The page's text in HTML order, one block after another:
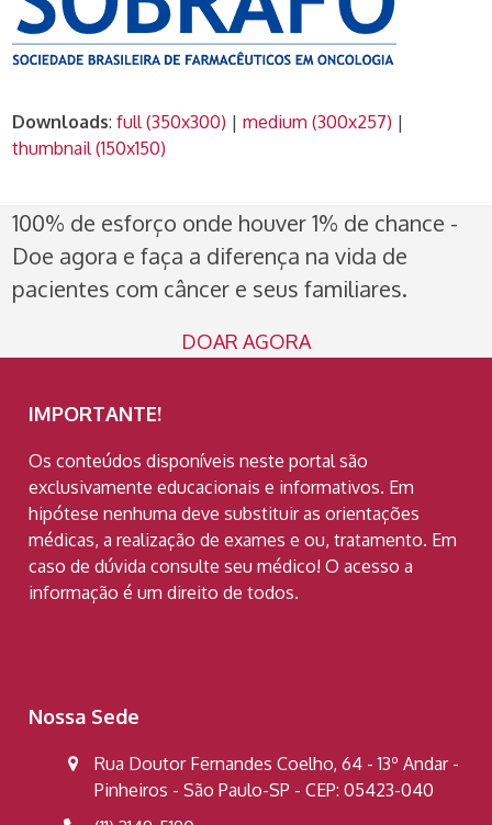
Downloads:full (350x300) |medium (300x257) |
thumbnail (150x150)
100% de esforço onde houver 1% de chance -
Doe agora e faça a diferença na vida de
pacientes com câncer e seus familiares.
DOAR AGORA
IMPORTANTE!
Os conteúdos disponíveis neste portal são
exclusivamente educacionais e informativos. Em
hipótese nenhuma deve substituir as orientações
médicas, a realização de exames e ou, tratamento. Em
caso de dúvida consulte seu médico! O acesso a
informação é um direito de todos.
Nossa Sede
Rua Doutor Fernandes Coelho, 64 - 13º Andar -
Pinheiros - São Paulo-SP - CEP: 05423-040